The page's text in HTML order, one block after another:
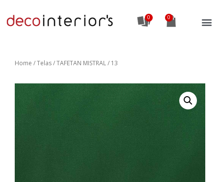
0
Home /Telas/ TAFETAN MISTRAL / 13